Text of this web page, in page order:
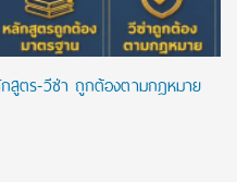
กสูตร-วีซ่า ถูกต้องตามกฎหมาย